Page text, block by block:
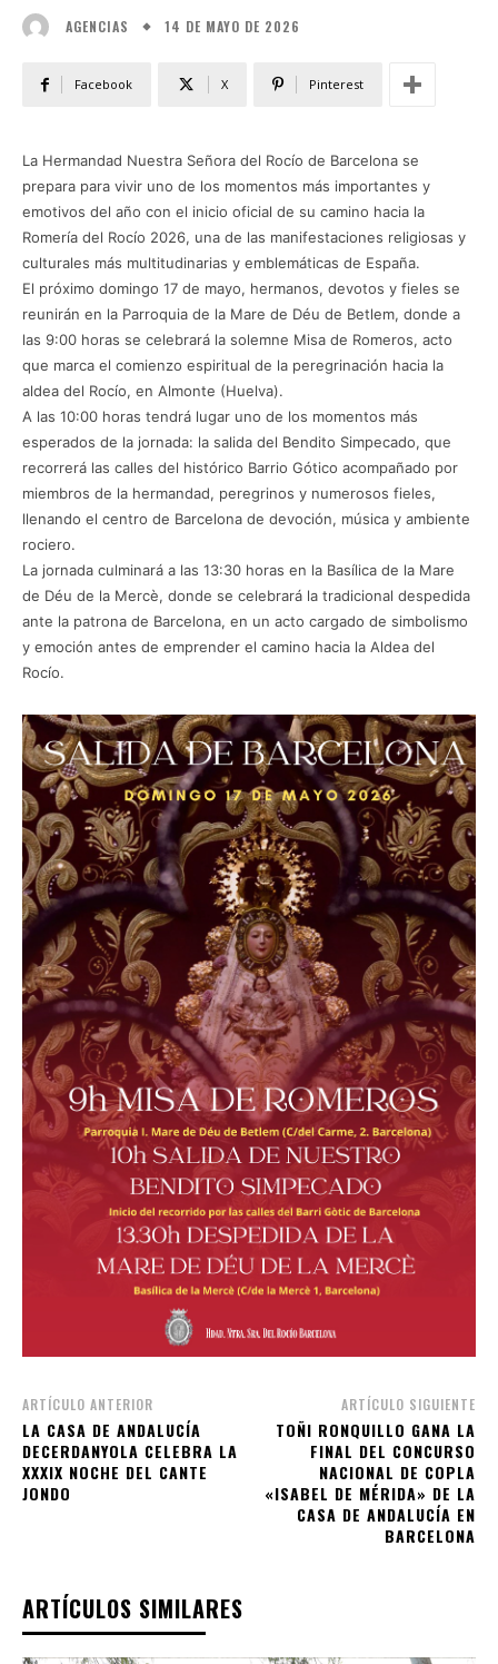
AGENCIAS 14 DE MAYO DE 2026
Facebook X Pinterest
La Hermandad Nuestra Señora del Rocío de Barcelona se
prepara para vivir uno de los momentos más importantes y
emotivos del año con el inicio oficial de su camino hacia la
Romería del Rocío 2026, una de las manifestaciones religiosas y
culturales más multitudinarias y emblemáticas de España.
El próximo domingo 17 de mayo, hermanos, devotos y fieles se
reunirán en la Parroquia de la Mare de Déu de Betlem, donde a
las 9:00 horas se celebrará la solemne Misa de Romeros, acto
que marca el comienzo espiritual de la peregrinación hacia la
aldea del Rocío, en Almonte (Huelva).
A las 10:00 horas tendrá lugar uno de los momentos más
esperados de la jornada: la salida del Bendito Simpecado, que
recorrerá las calles del histórico Barrio Gótico acompañado por
miembros de la hermandad, peregrinos y numerosos fieles,
llenando el centro de Barcelona de devoción, música y ambiente
rociero.
La jornada culminará a las 13:30 horas en la Basílica de la Mare
de Déu de la Mercè, donde se celebrará la tradicional despedida
ante la patrona de Barcelona, en un acto cargado de simbolismo
y emoción antes de emprender el camino hacia la Aldea del
Rocío.
ARTÍCULO ANTERIOR
LA CASA DE ANDALUCÍA
DECERDANYOLA CELEBRA LA
XXXIX NOCHE DEL CANTE
JONDO
ARTÍCULO SIGUIENTE
TOÑI RONQUILLO GANA LA
FINAL DEL CONCURSO
NACIONAL DE COPLA
«ISABEL DE MÉRIDA» DE LA
CASA DE ANDALUCÍA EN
BARCELONA
ARTÍCULOS SIMILARES